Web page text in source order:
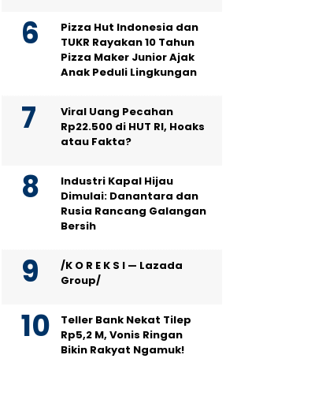
Pizza Hut Indonesia dan
TUKR Rayakan 10 Tahun
Pizza Maker Junior Ajak
Anak Peduli Lingkungan
Viral Uang Pecahan
Rp22.500 di HUT RI, Hoaks
atau Fakta?
Industri Kapal Hijau
Dimulai: Danantara dan
Rusia Rancang Galangan
Bersih
/K O R E K S I — Lazada
Group/
Teller Bank Nekat Tilep
Rp5,2 M, Vonis Ringan
Bikin Rakyat Ngamuk!